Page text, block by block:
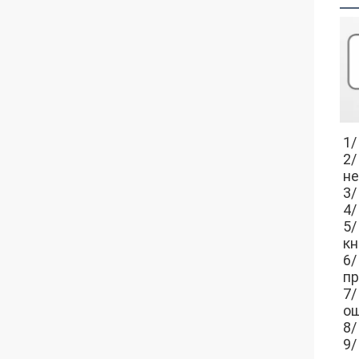
2/
3/
4/
5/
6/
7/
8/
9/